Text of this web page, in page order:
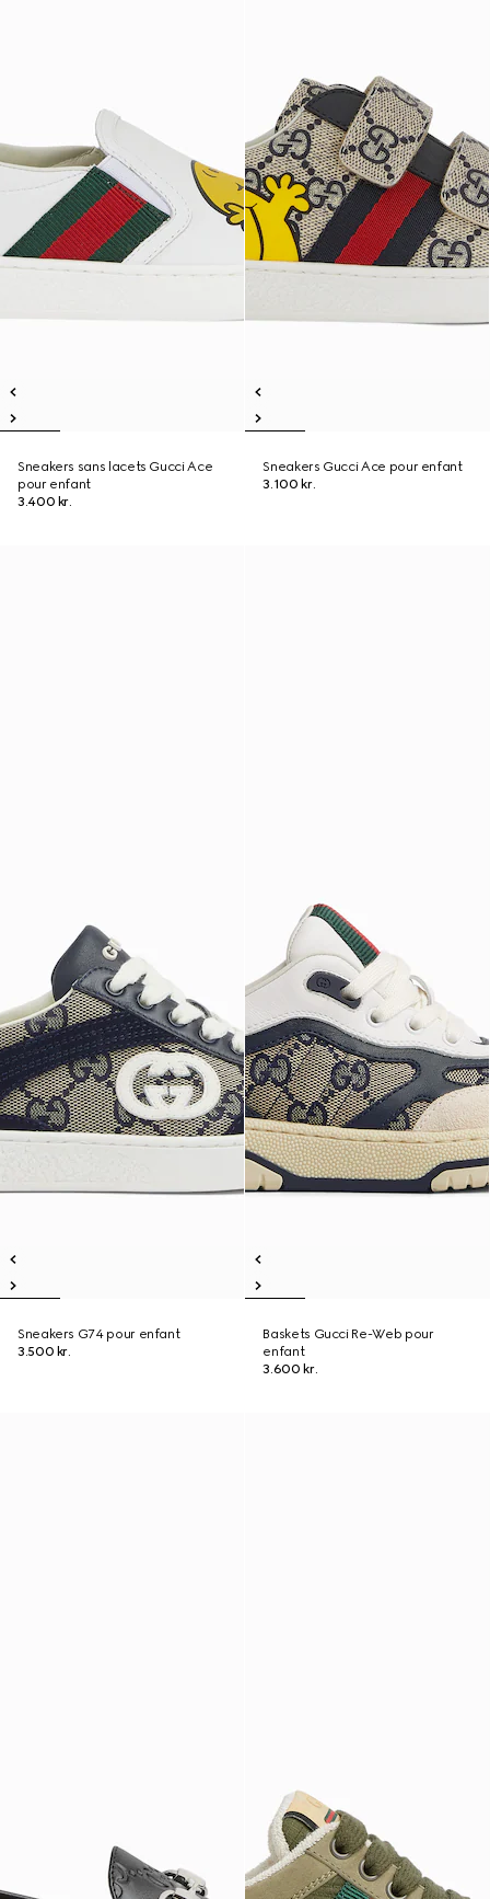
Sneakers sans lacets Gucci Ace
pour enfant
3.400 kr.
Sneakers Gucci Ace pour enfant
3.100 kr.
Sneakers G74 pour enfant
3.500 kr.
Baskets Gucci Re-Web pour
enfant
3.600 kr.